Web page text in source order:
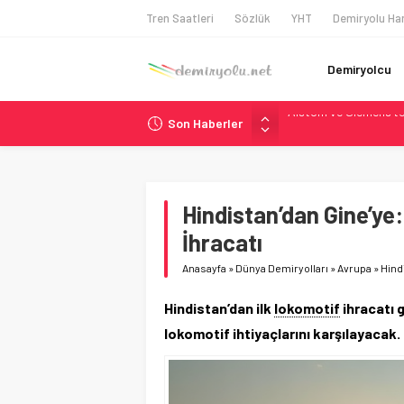
Tren Saatleri Sözlük YHT Demiryolu
Demiryolcu
Son Haberler
Siemens ve
Japonya Maglev
Metrolinx’in 604
Alstom ve
Hindistan’dan
İhracatı
Anasayfa » Dünya Demiryolları »Avrupa »
Hindistan’dan ilk lokomotif ihracatı
lokomotif ihtiyaçlarını karşılayacak.